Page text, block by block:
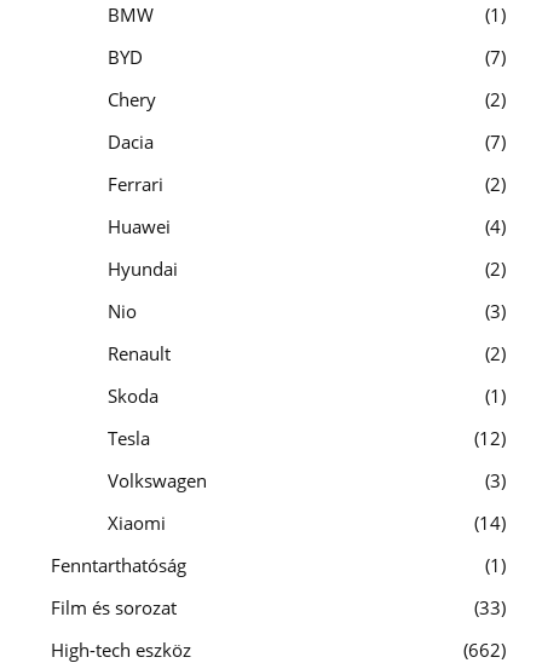
BMW
1
BYD
7
Chery
2
Dacia
7
Ferrari
2
Huawei
4
Hyundai
2
Nio
3
Renault
2
Skoda
1
Tesla
12
Volkswagen
3
Xiaomi
14
Fenntarthatóság
1
Film és sorozat
33
High-tech eszköz
662